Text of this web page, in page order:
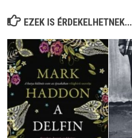
EZEK IS ÉRDEKELHETNEK...